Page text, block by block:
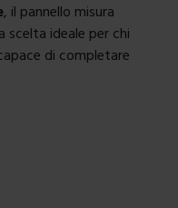
, il pannello misura
scelta ideale per chi
di completare